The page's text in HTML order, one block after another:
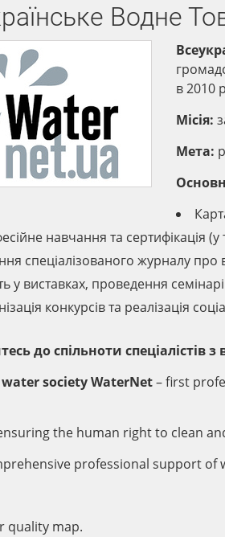
Водне
в 2010
Місія:
Мета:
навчання та сертифікація
спеціалізованого журналу про
у виставках, проведення
конкурсів та реалізація
до спільноти спеціалістів з
society WaterNet– first
the human right to clean
professional support of
quality map.